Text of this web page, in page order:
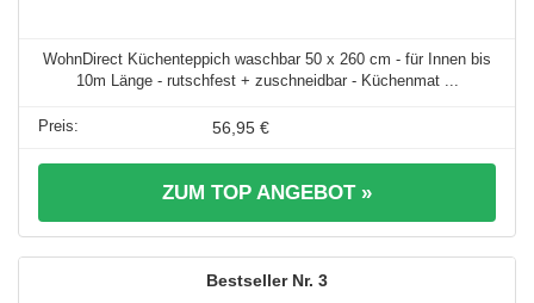
WohnDirect Küchenteppich waschbar 50 x 260 cm - für Innen bis
10m Länge - rutschfest + zuschneidbar - Küchenmat ...
56,95 €
ZUM TOP ANGEBOT »
3